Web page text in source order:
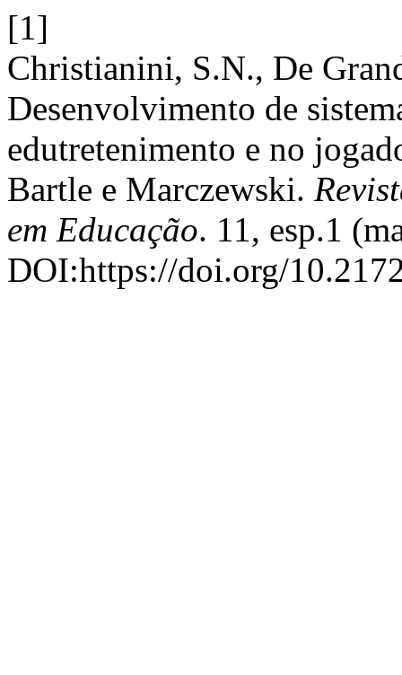
[1]
Christianini, S.N., De
Desenvolvimento de
edutretenimento e no
Bartle e Marczewski.
em Educação. 11, esp.1
DOI:https://doi.org/